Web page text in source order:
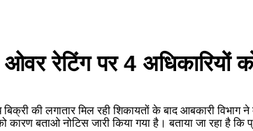
रेटिंग पर 4 अधिकारियों
की लगातार मिल रही शिकायतों के बाद आबकारी
बताओ नोटिस जारी किया गया है। बताया जा रहा है